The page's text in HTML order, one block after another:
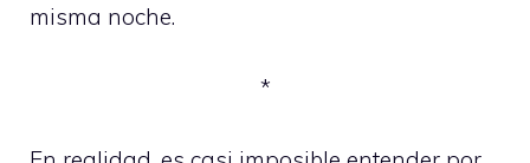
misma noche.
*